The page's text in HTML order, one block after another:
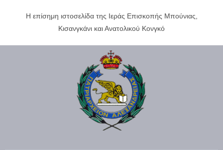
Η επίσημη ιστοσελίδα της Ιεράς Επισκοπής Μπούνιας,
Κισανγκάνι και Ανατολικού Κονγκό
Πατριαρχεί
ο
Αλεξανδρεί
ας